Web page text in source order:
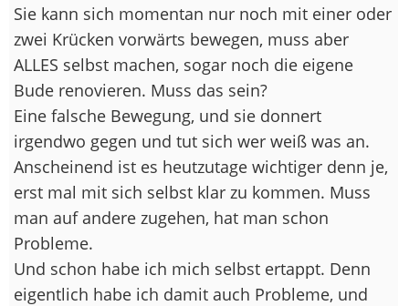
Sie kann sich momentan nur noch mit einer oder
zwei Krücken vorwärts bewegen, muss aber
ALLES selbst machen, sogar noch die eigene
Bude renovieren. Muss das sein?
Eine falsche Bewegung, und sie donnert
irgendwo gegen und tut sich wer weiß was an.
Anscheinend ist es heutzutage wichtiger denn je,
erst mal mit sich selbst klar zu kommen. Muss
man auf andere zugehen, hat man schon
Probleme.
Und schon habe ich mich selbst ertappt. Denn
eigentlich habe ich damit auch Probleme, und